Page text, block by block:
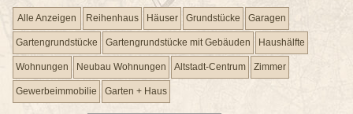
Alle Anzeigen Reihenhaus Häuser Grundstücke Garagen
Gartengrundstücke Gartengrundstücke mit Gebäuden Haushälfte
Wohnungen Neubau Wohnungen Altstadt-Centrum Zimmer
Gewerbeimmobilie Garten + Haus